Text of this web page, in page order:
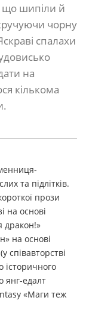
що шипіли й
чорну
спалахи
на
кількома
та підлітків.
прози
на основі
дракон!»
на основі
співавторстві
історичного
янг-едалт
«Маги теж